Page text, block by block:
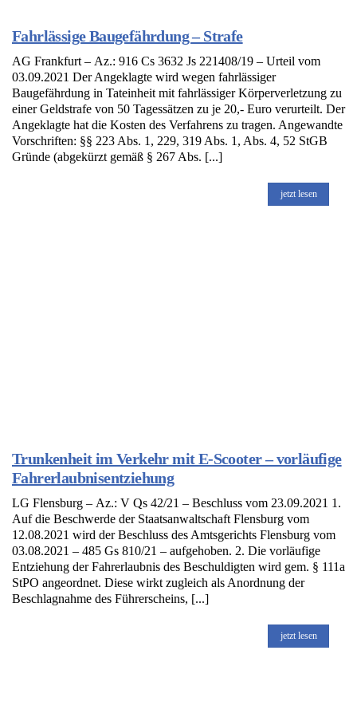
Fahrlässige Baugefährdung – Strafe
AG Frankfurt – Az.: 916 Cs 3632 Js 221408/19 – Urteil vom
03.09.2021 Der Angeklagte wird wegen fahrlässiger
Baugefährdung in Tateinheit mit fahrlässiger Körperverletzung zu
einer Geldstrafe von 50 Tagessätzen zu je 20,- Euro verurteilt. Der
Angeklagte hat die Kosten des Verfahrens zu tragen. Angewandte
Vorschriften: §§ 223 Abs. 1, 229, 319 Abs. 1, Abs. 4, 52 StGB
Gründe (abgekürzt gemäß § 267 Abs. [...]
jetzt lesen
Trunkenheit im Verkehr mit E-Scooter – vorläufige
Fahrerlaubnisentziehung
LG Flensburg – Az.: V Qs 42/21 – Beschluss vom 23.09.2021 1.
Auf die Beschwerde der Staatsanwaltschaft Flensburg vom
12.08.2021 wird der Beschluss des Amtsgerichts Flensburg vom
03.08.2021 – 485 Gs 810/21 – aufgehoben. 2. Die vorläufige
Entziehung der Fahrerlaubnis des Beschuldigten wird gem. § 111a
StPO angeordnet. Diese wirkt zugleich als Anordnung der
Beschlagnahme des Führerscheins, [...]
jetzt lesen